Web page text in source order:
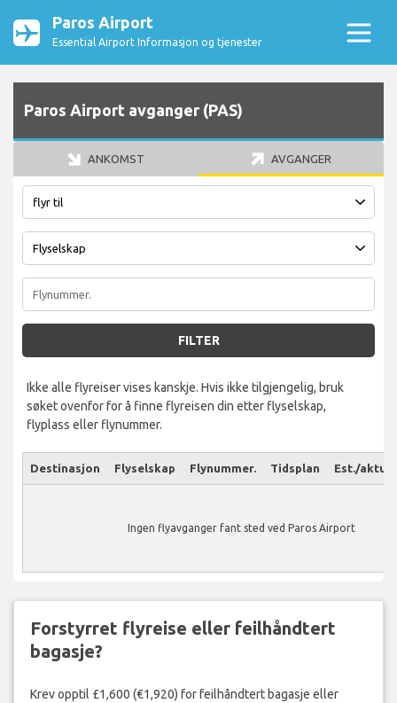
Paros Airport
Essential Airport Informasjon og tjenester
Paros Airport avganger (PAS)
ANKOMST AVGANGER
FILTER
Ikke alle flyreiser vises kanskje. Hvis ikke tilgjengelig, bruk
søket ovenfor for å finne flyreisen din etter flyselskap,
flyplass eller flynummer.
Destinasjon Flyselskap Flynummer. Tidsplan Est./
Ingen flyavganger fant sted ved Paros Airport
Forstyrret flyreise eller feilhåndtert
bagasje?
Krev opptil £1,600 (€1,920) for feilhåndtert bagasje eller